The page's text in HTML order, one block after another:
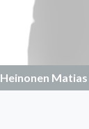
Heinonen Matias